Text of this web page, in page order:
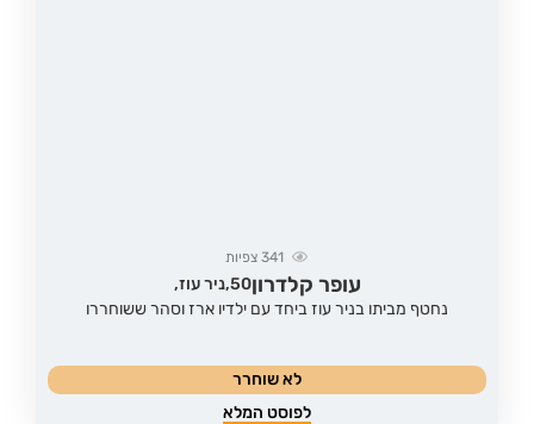
341 צפיות
עופר קלדרון50, ניר עוז,
נחטף מביתו בניר עוז ביחד עם ילדיו ארז וסהר ששוחררו
לא שוחרר
לפוסט המלא